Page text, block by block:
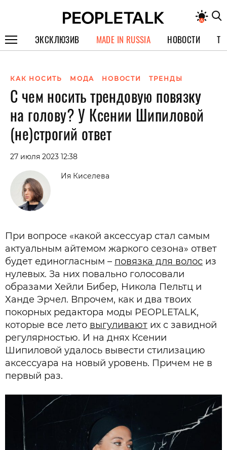
ЭКСКЛЮЗИВ
СПЕЦПРОЕКТЫ
ИНТЕРВЬЮ
ПОКОЛЕНИЕ
MADE IN RUSSIA НОВОСТИ
КАК НОСИТЬ МОДА НОВОСТИ ТРЕНДЫ
С чем носить трендовую повязку
на голову? У Ксении Шипиловой
(не)строгий ответ
27 июля 2023 12:38
Ия Киселева
При вопросе «какой аксессуар стал самым
актуальным айтемом жаркого сезона» ответ
будет единогласным – повязка для волос из
нулевых. За них повально голосовали
образами Хейли Бибер, Никола Пельтц и
Ханде Эрчел. Впрочем, как и два твоих
покорных редактора моды PEOPLETALK,
которые все лето выгуливают их с завидной
регулярностью. И на днях Ксении
Шипиловой удалось вывести стилизацию
аксессуара на новый уровень. Причем не в
первый раз.